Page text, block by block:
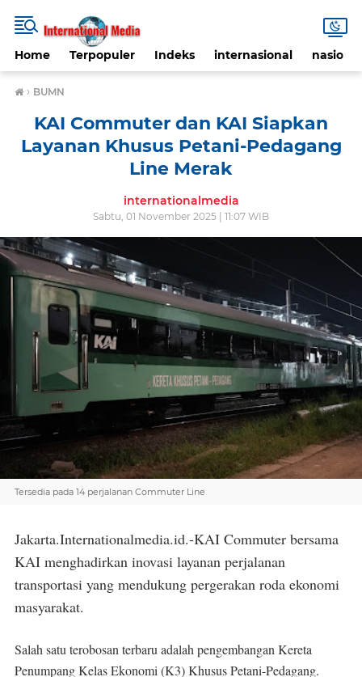
Home Terpopuler Indeks internasional nasional
› BUMN
KAI Commuter dan KAI Siapkan
Layanan Khusus Petani-Pedagang
Line Merak
internationalmedia
Sabtu, 01 November 2025 | 11:07 WIB
Tersedia pada 14 perjalanan Commuter Line
Jakarta.Internationalmedia.id.-KAI Commuter bersama
KAI menghadirkan inovasi layanan perjalanan
transportasi yang mendukung pergerakan roda ekonomi
masyarakat.
Salah satu terobosan terbaru adalah pengembangan Kereta
Penumpang Kelas Ekonomi (K3) Khusus Petani-Pedagang.